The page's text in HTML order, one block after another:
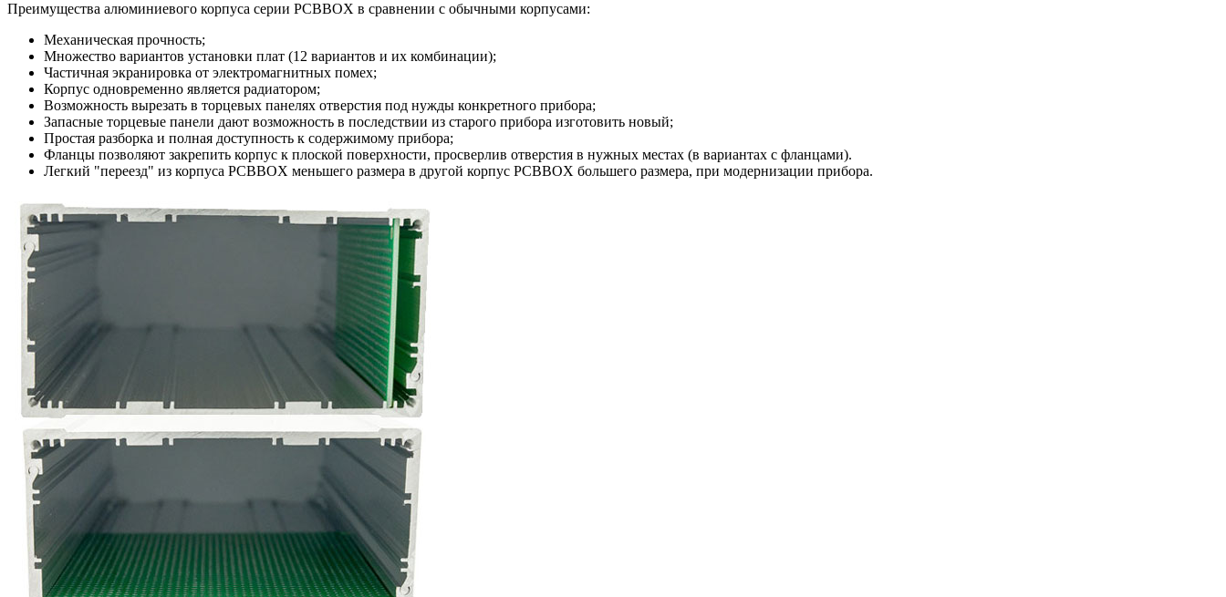
Преимущества алюминиевого корпуса серии PCBBOX в сравнении с обычными корпусами:
Механическая прочность;
Множество вариантов установки плат (12 вариантов и их комбинации);
Частичная экранировка от электромагнитных помех;
Корпус одновременно является радиатором;
Возможность вырезать в торцевых панелях отверстия под нужды конкретного прибора;
Запасные торцевые панели дают возможность в последствии из старого прибора изготовить новый;
Простая разборка и полная доступность к содержимому прибора;
Фланцы позволяют закрепить корпус к плоской поверхности, просверлив отверстия в нужных местах (в вариантах с фланцами).
Легкий "переезд" из корпуса PCBBOX меньшего размера в другой корпус PCBBOX большего размера, при модернизации прибора.